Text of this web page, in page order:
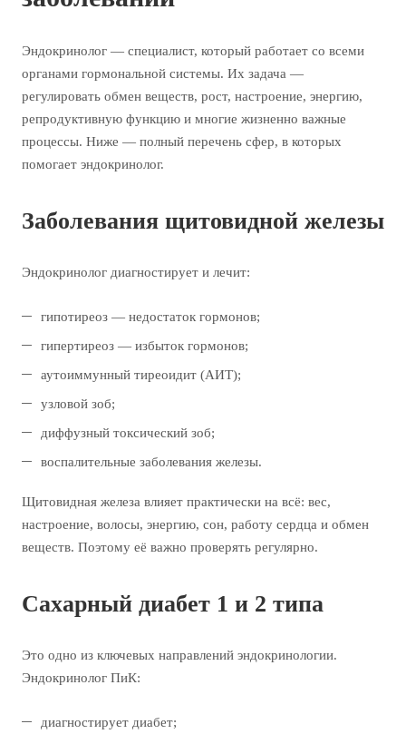
Эндокринолог — специалист, который работает со всеми
органами гормональной системы. Их задача —
регулировать обмен веществ, рост, настроение, энергию,
репродуктивную функцию и многие жизненно важные
процессы. Ниже — полный перечень сфер, в которых
помогает эндокринолог.
Заболевания щитовидной железы
Эндокринолог диагностирует и лечит:
гипотиреоз — недостаток гормонов;
гипертиреоз — избыток гормонов;
аутоиммунный тиреоидит (АИТ);
узловой зоб;
диффузный токсический зоб;
воспалительные заболевания железы.
Щитовидная железа влияет практически на всё: вес,
настроение, волосы, энергию, сон, работу сердца и обмен
веществ. Поэтому её важно проверять регулярно.
Сахарный диабет 1 и 2 типа
Это одно из ключевых направлений эндокринологии.
Эндокринолог ПиК:
диагностирует диабет;